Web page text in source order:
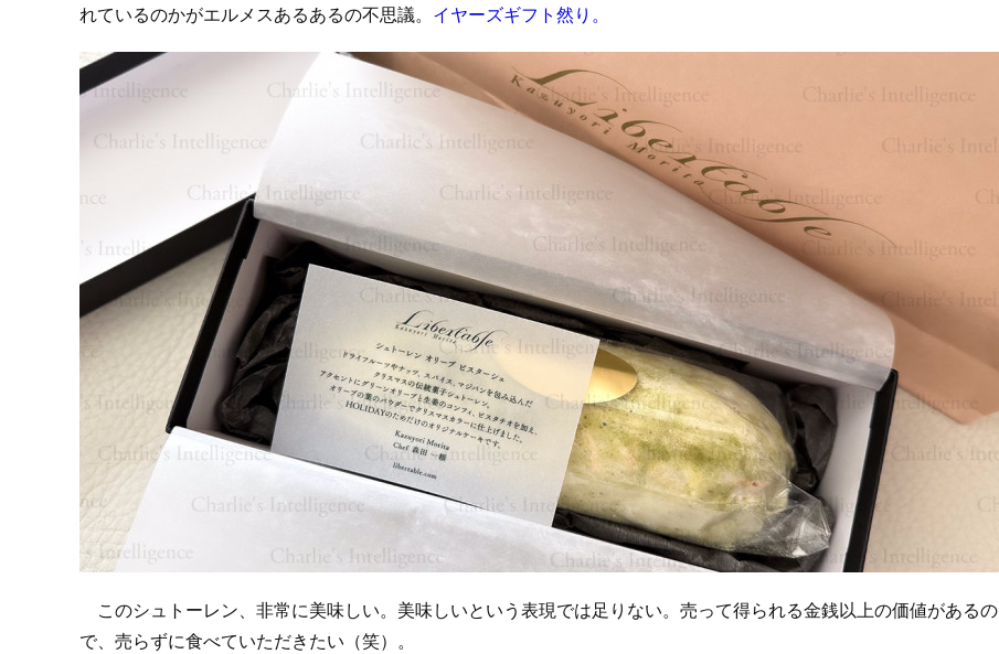
れているのかがエルメスあるあるの不思議。 イヤーズギフト然り。
このシュトーレン、非常に美味しい。美味しいという表現では足りない。売って得られる金銭以上の価値があるの
で、売らずに食べていただきたい（笑）。